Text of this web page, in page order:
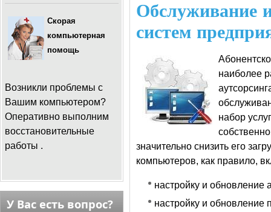
Обслуживание
систем
наиболее
набор
значительно снизить его
компьютеров, как правило,
настройку и обновление
настройку и обновление
Скорая
компьютерная
помощь
Возникли проблемы с
Вашим компьютером?
Оперативно выполним
восстановительные
работы .
У Вас есть вопрос?